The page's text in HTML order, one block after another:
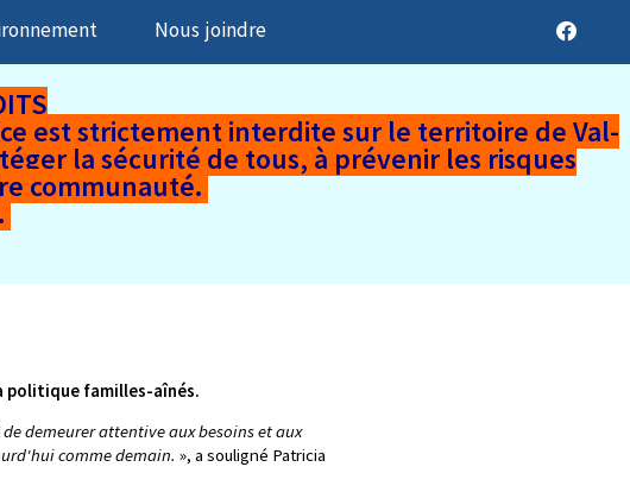
Nous joindre
est strictement interdite sur le territoire de Val-
la sécurité de tous, à prévenir les risques
communauté.
politique familles-aînés.
demeurer attentive aux besoins et aux
comme demain. », a souligné Patricia